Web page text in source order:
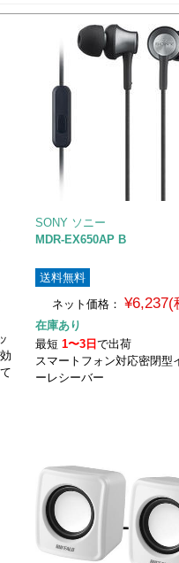
SONY ソニー
MDR-EX650AP B
送料無料
ネット価格： ¥6,237(
在庫あり
最短1〜3日で出荷
スマートフォン対応密閉型
ーレシーバー